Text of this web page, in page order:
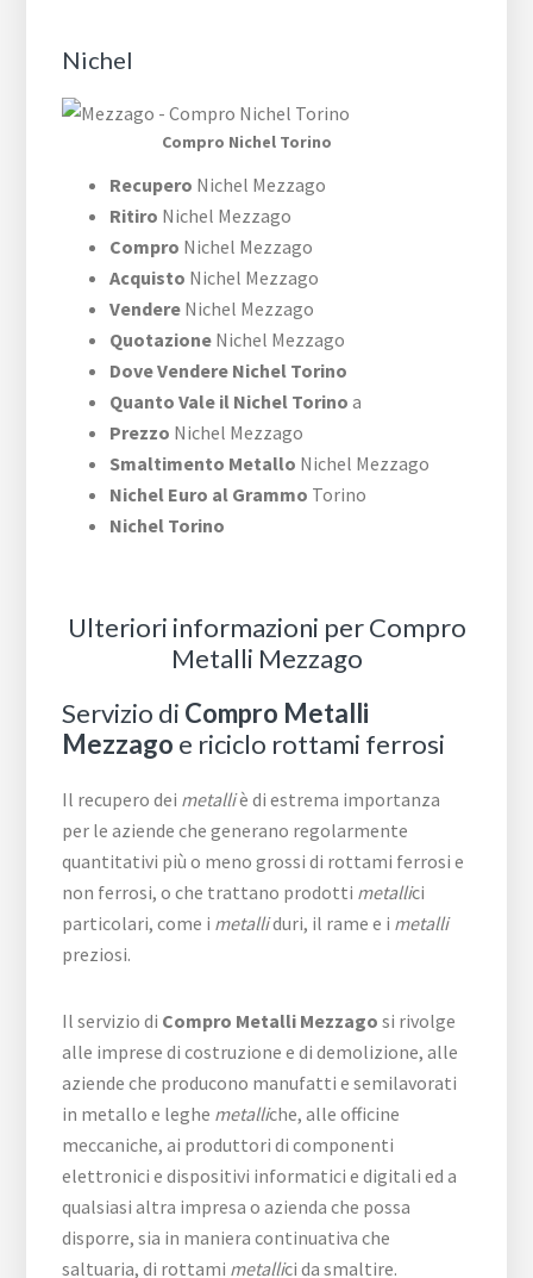
Nichel
Compro Nichel Torino
Recupero Nichel Mezzago
Ritiro Nichel Mezzago
Compro Nichel Mezzago
Acquisto Nichel Mezzago
Vendere Nichel Mezzago
Quotazione Nichel Mezzago
Dove Vendere Nichel Torino
Quanto Vale il Nichel Torino a
Prezzo Nichel Mezzago
Smaltimento Metallo Nichel Mezzago
Nichel Euro al Grammo Torino
Nichel Torino
Ulteriori informazioni per Compro
Metalli Mezzago
Servizio di Compro Metalli
Mezzago e riciclo rottami ferrosi
Il recupero dei metalliè di estrema importanza
per le aziende che generano regolarmente
quantitativi più o meno grossi di rottami ferrosi e
non ferrosi, o che trattano prodotti metallici
particolari, come i metalliduri, il rame e i metalli
preziosi.
Il servizio di Compro Metalli Mezzago si rivolge
alle imprese di costruzione e di demolizione, alle
aziende che producono manufatti e semilavorati
in metallo e leghe metalliche, alle officine
meccaniche, ai produttori di componenti
elettronici e dispositivi informatici e digitali ed a
qualsiasi altra impresa o azienda che possa
disporre, sia in maniera continuativa che
saltuaria, di rottami metallici da smaltire.